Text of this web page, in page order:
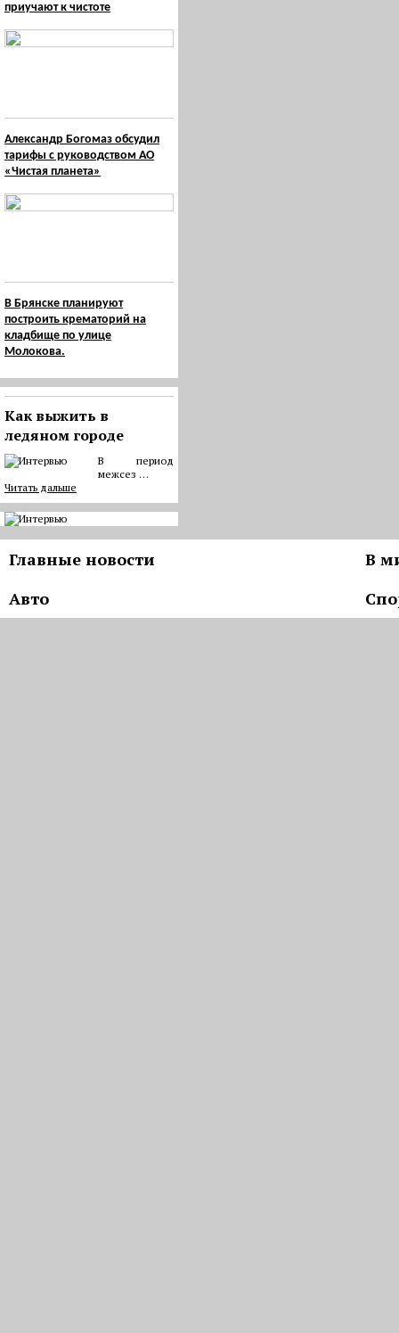
приучают к чистоте
Александр Богомаз обсудил
тарифы с руководством АО
«Чистая планета»
В Брянске планируют
построить крематорий на
кладбище по улице
Молокова.
Как выжить в
ледяном городе
В период
межсез …
Читать дальше
Главные новости
В
Авто